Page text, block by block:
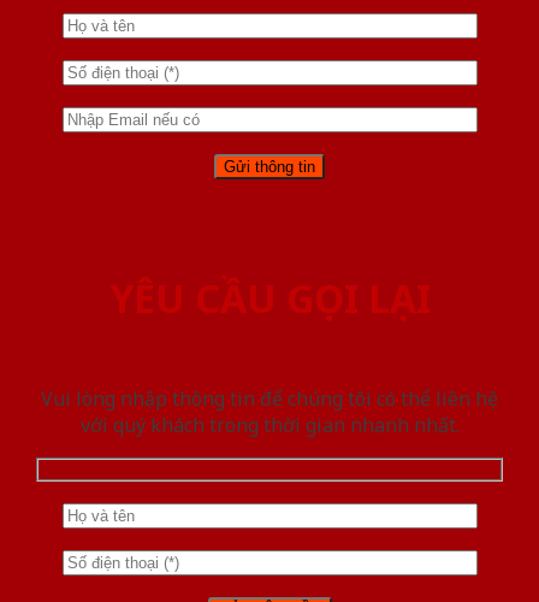
YÊU CẦU GỌI LẠI
Vui lòng nhập thông tin để chúng tôi có thể liên hệ
với quý khách trong thời gian nhanh nhất.